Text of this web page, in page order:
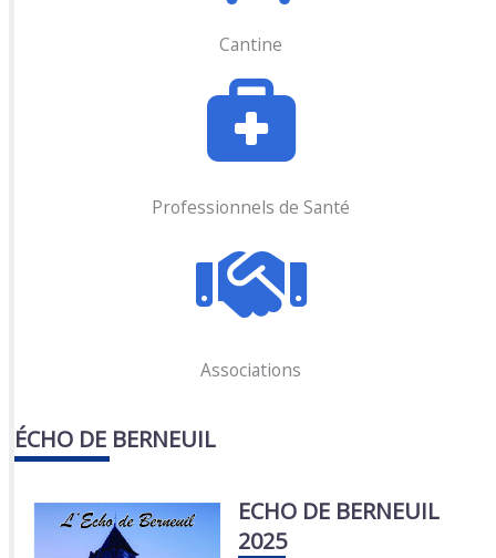
Cantine
Professionnels de Santé
Associations
ÉCHO DE BERNEUIL
ECHO DE BERNEUIL
2025